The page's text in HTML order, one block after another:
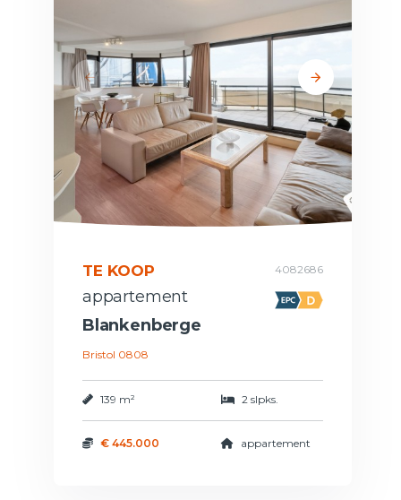
TE KOOP 4082686
appartement
Blankenberge
Bristol 0808
139 m² 2 slpks.
€ 445.000 appartement